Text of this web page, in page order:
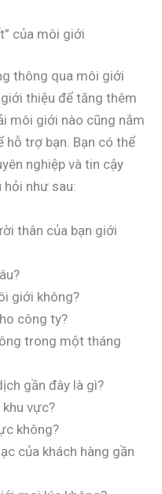
của môi giới
thông qua môi giới
thiệu để tăng thêm
môi giới nào cũng nắm
trợ bạn. Bạn có thể
nghiệp và tin cậy
như sau:
thân của bạn giới
giới không?
công ty?
trong một tháng
gần đây là gì?
vực?
không?
của khách hàng gần